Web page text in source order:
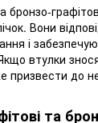
бронзо-
Вони
і
втулки
до
та